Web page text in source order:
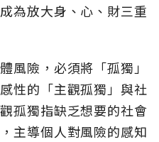
為放大身、心、財三重
風險，必須將「孤獨」
性的「主觀孤獨」與社
孤獨指缺乏想要的社會
主導個人對風險的感知